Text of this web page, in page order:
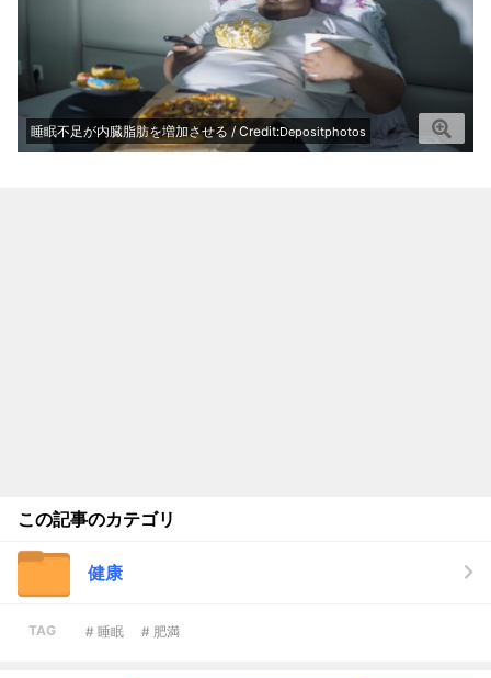
睡眠不足が内臓脂肪を増加させる / Credit:Depositphotos
この記事のカテゴリ
健康
TAG # 睡眠 # 肥満